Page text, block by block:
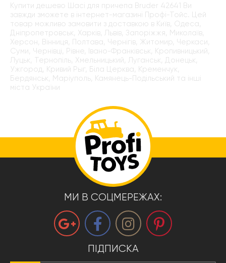
Купити дешево Шасі для причепа Bruder 42641 Ви
завжди зможете в інтернет-магазині Профі-Тойс. Цей
товар можливо замовити з доставкою в Київ, Одеса,
Дніпропетровськ, Харків, Львів, Запоріжжя, Миколаїв,
Херсон, Вінниця, Полтава, Чернігів, Житомир, Черкаси,
Суми, Чернівці, Рівне, Івано-Франківськ, Кропивницький,
Луцьк, Тернопіль, Хмельницький, Луганськ, Донецьк,
Ужгород, Кривий Рыг, Біла Церква, Кременчук,
Бердянськ, Маріуполь, Камянець-Подільський та інші
міста України
МИ В СОЦМЕРЕЖАХ:
ПІДПИСКА